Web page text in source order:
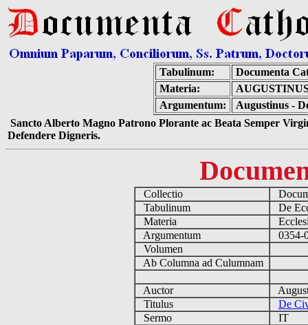
Tabulinum:
Documenta
Materia:
Argumentum:
Augustinus -
Sancto Alberto Magno Patrono Plorante ac Beata Semper
Defendere Digneris.
Collectio
Tabulinum
De
Materia
Argumentum
0354-
Volumen
Ab Columna ad Culumnam
Auctor
Titulus
De
Sermo
IT